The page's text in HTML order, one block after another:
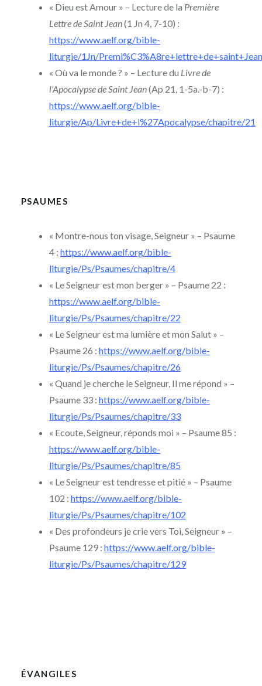
« Dieu est Amour » – Lecture de la Première
Lettre de Saint Jean(1 Jn 4, 7-10) :
https://www.aelf.org/bible-
liturgie/1Jn/
« Où va le monde ? » – Lecture du Livre de
l’Apocalypse de Saint Jean(Ap 21, 1-5a.-b-7) :
https://www.aelf.org/bible-
liturgie/Ap/Livre+de+l%27Apocalypse/chapitre/21
PSAUMES
« Montre-nous ton visage, Seigneur » – Psaume
4 : https://www.aelf.org/bible-
liturgie/Ps/Psaumes/chapitre/4
« Le Seigneur est mon berger » – Psaume 22 :
https://www.aelf.org/bible-
liturgie/Ps/Psaumes/chapitre/22
« Le Seigneur est ma lumière et mon Salut » –
Psaume 26 : https://www.aelf.org/bible-
liturgie/Ps/Psaumes/chapitre/26
« Quand je cherche le Seigneur, Il me répond » –
Psaume 33 : https://www.aelf.org/bible-
liturgie/Ps/Psaumes/chapitre/33
« Ecoute, Seigneur, réponds moi » – Psaume 85 :
https://www.aelf.org/bible-
liturgie/Ps/Psaumes/chapitre/85
« Le Seigneur est tendresse et pitié » – Psaume
102 : https://www.aelf.org/bible-
liturgie/Ps/Psaumes/chapitre/102
« Des profondeurs je crie vers Toi, Seigneur » –
Psaume 129 : https://www.aelf.org/bible-
liturgie/Ps/Psaumes/chapitre/129
ÉVANGILES